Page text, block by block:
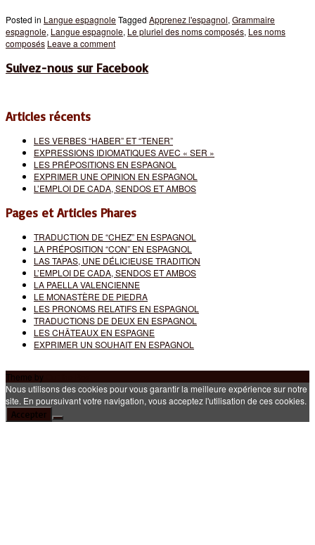
Posted in Langue espagnoleTagged Apprenez l'espagnol, Grammaire
espagnole, Langue espagnole, Le pluriel des noms composés, Les noms
composés Leave a comment
Suivez-nous sur Facebook
Articles récents
LES VERBES “HABER” ET “TENER”
EXPRESSIONS IDIOMATIQUES AVEC « SER »
LES PRÉPOSITIONS EN ESPAGNOL
EXPRIMER UNE OPINION EN ESPAGNOL
L’EMPLOI DE CADA, SENDOS ET AMBOS
Pages et Articles Phares
TRADUCTION DE “CHEZ” EN ESPAGNOL
LA PRÉPOSITION “CON” EN ESPAGNOL
LAS TAPAS, UNE DÉLICIEUSE TRADITION
L’EMPLOI DE CADA, SENDOS ET AMBOS
LA PAELLA VALENCIENNE
LE MONASTÈRE DE PIEDRA
LES PRONOMS RELATIFS EN ESPAGNOL
TRADUCTIONS DE DEUX EN ESPAGNOL
LES CHÂTEAUX EN ESPAGNE
EXPRIMER UN SOUHAIT EN ESPAGNOL
Theme by
Nous utilisons des cookies pour vous garantir la meilleure expérience sur notre
site. En poursuivant votre navigation, vous acceptez l'utilisation de ces cookies.
Accepter